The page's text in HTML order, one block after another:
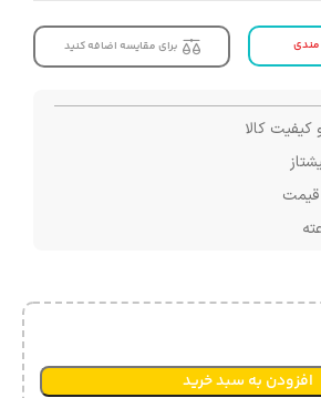
مندی برای مقایسه اضافه کنید
کالا
افزودن به سبد خرید